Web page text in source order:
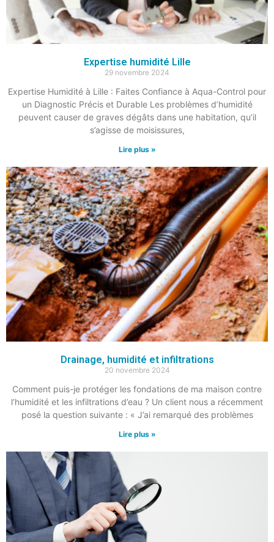
Expertise humidité Lille
29 novembre 2024
Expertise Humidité à Lille : Faites Confiance à Aqua-Control pour
un Diagnostic Précis et Durable Les problèmes d’humidité
peuvent causer de graves dégâts dans une habitation, qu’il
s’agisse de moisissures,
Lire plus »
Drainage, humidité et infiltrations
20 novembre 2024
Comment puis-je protéger les fondations de ma maison contre
l’humidité et les infiltrations d’eau ? Un client nous a récemment
posé la question suivante : « J’ai remarqué des problèmes
Lire plus »